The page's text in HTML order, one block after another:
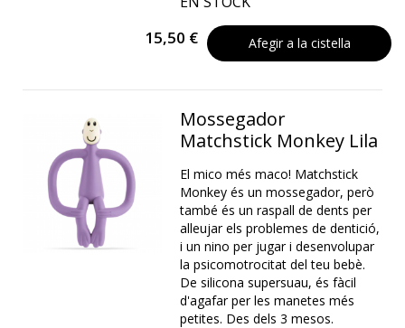
15,50 € Afegir a la cistella
Mossegador
Matchstick Monkey Lila
El mico més maco! Matchstick
Monkey és un mossegador, però
també és un raspall de dents per
alleujar els problemes de dentició,
i un nino per jugar i desenvolupar
la psicomotrocitat del teu bebè.
De silicona supersuau, és fàcil
d'agafar per les manetes més
petites. Des dels 3 mesos.